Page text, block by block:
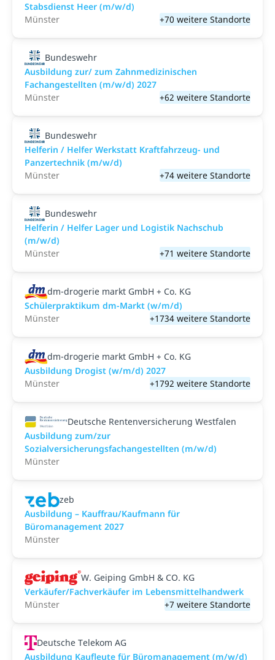
Stabsdienst Heer (m/w/d)
Münster
+70 weitere Standorte
Bundeswehr
Ausbildung zur/ zum Zahnmedizinischen
Fachangestellten (m/w/d) 2027
Münster
+62 weitere Standorte
Bundeswehr
Helferin / Helfer Werkstatt Kraftfahrzeug- und
Panzertechnik (m/w/d)
Münster
+74 weitere Standorte
Bundeswehr
Helferin / Helfer Lager und Logistik Nachschub
(m/w/d)
Münster
+71 weitere Standorte
dm-drogerie markt GmbH + Co. KG
Schülerpraktikum dm-Markt (w/m/d)
Münster
+1734 weitere Standorte
dm-drogerie markt GmbH + Co. KG
Ausbildung Drogist (w/m/d) 2027
Münster
+1792 weitere Standorte
Deutsche Rentenversicherung Westfalen
Ausbildung zum/zur
Sozialversicherungsfachangestellten (m/w/d)
Münster
zeb
Ausbildung – Kauffrau/Kaufmann für
Büromanagement 2027
Münster
W. Geiping GmbH & CO. KG
Verkäufer/Fachverkäufer im Lebensmittelhandwerk
Münster
+7 weitere Standorte
Deutsche Telekom AG
Ausbildung Kaufleute für Büromanagement (m/w/d)